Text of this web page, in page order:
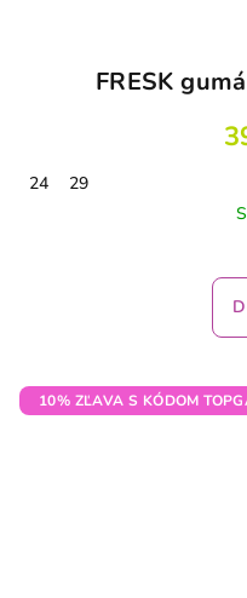
FRESK
24
29
10% ZĽAVA S KÓDOM